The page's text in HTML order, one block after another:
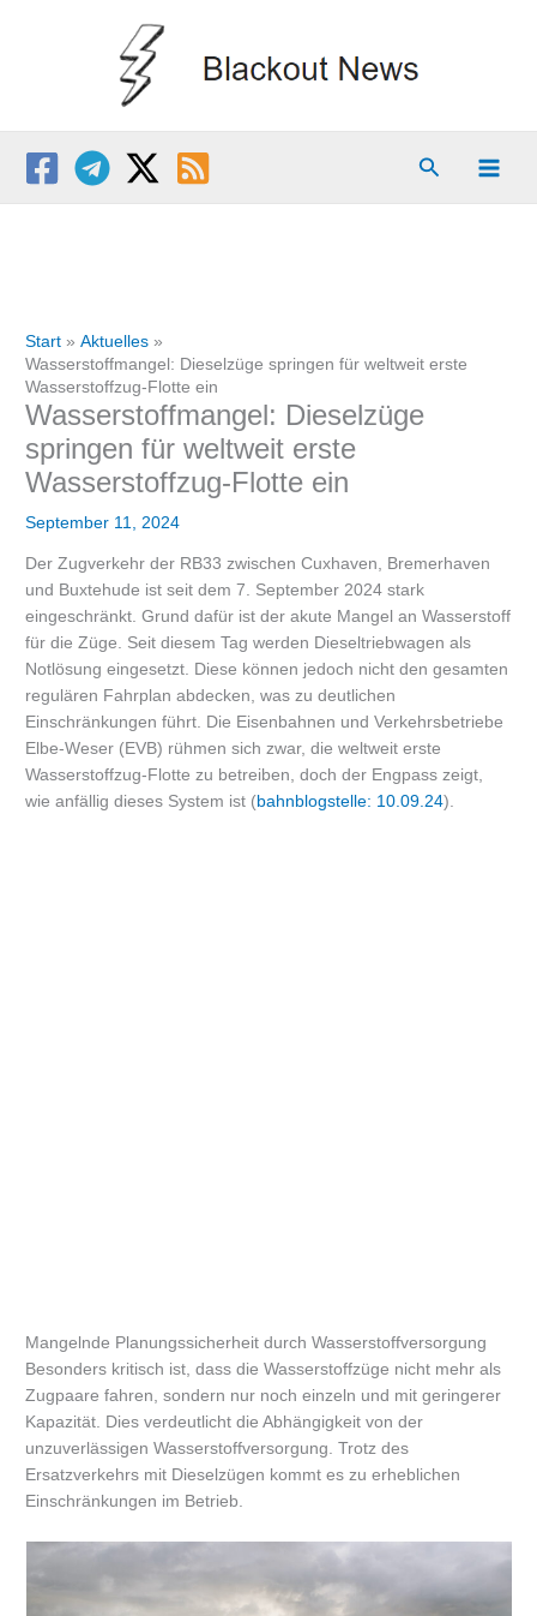
Suchen
Start
Aktuelles
Wasserstoffmangel: Dieselzüge springen für weltweit erste
Wasserstoffzug-Flotte ein
Wasserstoffmangel: Dieselzüge
springen für weltweit erste
Wasserstoffzug-Flotte ein
September 11, 2024
Der Zugverkehr der RB33 zwischen Cuxhaven, Bremerhaven
und Buxtehude ist seit dem 7. September 2024 stark
eingeschränkt. Grund dafür ist der akute Mangel an Wasserstoff
für die Züge. Seit diesem Tag werden Dieseltriebwagen als
Notlösung eingesetzt. Diese können jedoch nicht den gesamten
regulären Fahrplan abdecken, was zu deutlichen
Einschränkungen führt. Die Eisenbahnen und Verkehrsbetriebe
Elbe-Weser (EVB) rühmen sich zwar, die weltweit erste
Wasserstoffzug-Flotte zu betreiben, doch der Engpass zeigt,
wie anfällig dieses System ist (bahnblogstelle: 10.09.24).
Mangelnde Planungssicherheit durch Wasserstoffversorgung
Besonders kritisch ist, dass die Wasserstoffzüge nicht mehr als
Zugpaare fahren, sondern nur noch einzeln und mit geringerer
Kapazität. Dies verdeutlicht die Abhängigkeit von der
unzuverlässigen Wasserstoffversorgung. Trotz des
Ersatzverkehrs mit Dieselzügen kommt es zu erheblichen
Einschränkungen im Betrieb.